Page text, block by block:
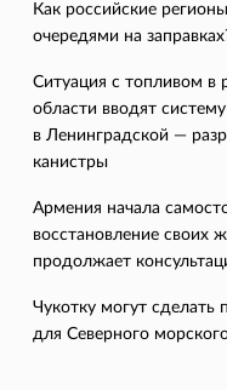
Как российские
очередями на
Ситуация с топливом в
области вводят
в Ленинградской —
канистры
Армения начала
восстановление своих
продолжает
Чукотку могут сделать
для Северного